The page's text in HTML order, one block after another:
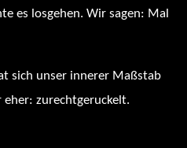
es losgehen. Wir sagen: Mal
sich unser innerer Maßstab
eher: zurechtgeruckelt.